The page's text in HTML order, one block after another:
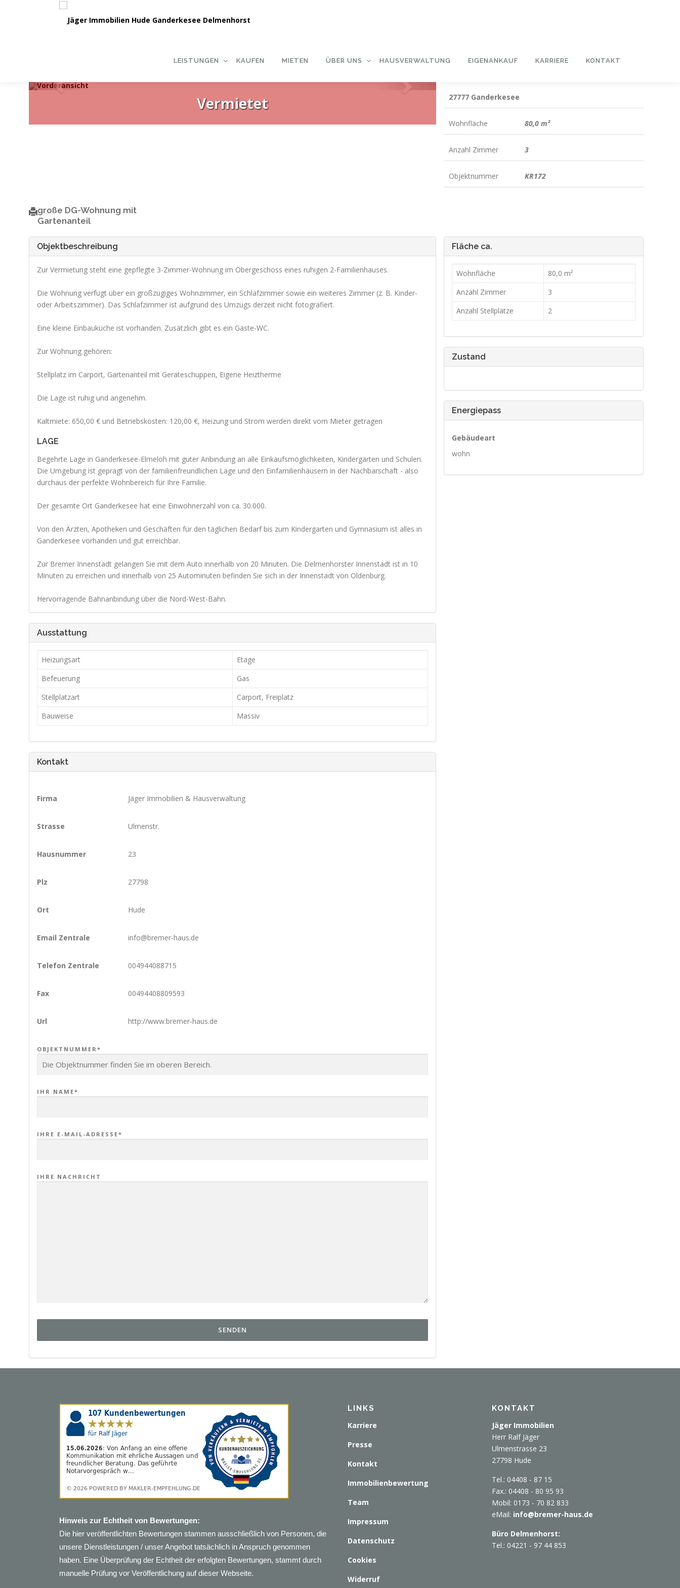
LEISTUNGEN KAUFEN MIETEN ÜBER UNS HAUSVERWALTUNG EIGENANKAUF KARRIERE KONTAKT
Vermietet
Vorderansicht
Zurück Weiter
27777 Ganderkesee
Wohnfläche 80,0 m²
Anzahl Zimmer 3
Objektnummer KR172
große DG-Wohnung mit
Gartenanteil
Objektbeschreibung
Zur Vermietung steht eine gepflegte 3-Zimmer-Wohnung im Obergeschoss eines ruhigen 2-Familienhauses.
Die Wohnung verfügt über ein großzügiges Wohnzimmer, ein Schlafzimmer sowie ein weiteres Zimmer (z. B. Kinder-
oder Arbeitszimmer). Das Schlafzimmer ist aufgrund des Umzugs derzeit nicht fotografiert.
Eine kleine Einbauküche ist vorhanden. Zusätzlich gibt es ein Gäste-WC.
Zur Wohnung gehören:
Stellplatz im Carport, Gartenanteil mit Geräteschuppen, Eigene Heiztherme
Die Lage ist ruhig und angenehm.
Kaltmiete: 650,00 € und Betriebskosten: 120,00 €, Heizung und Strom werden direkt vom Mieter getragen
LAGE
Begehrte Lage in Ganderkesee-Elmeloh mit guter Anbindung an alle Einkaufsmöglichkeiten, Kindergärten und Schulen.
Die Umgebung ist geprägt von der familienfreundlichen Lage und den Einfamilienhäusern in der Nachbarschaft - also
durchaus der perfekte Wohnbereich für Ihre Familie.
Der gesamte Ort Ganderkesee hat eine Einwohnerzahl von ca. 30.000.
Von den Ärzten, Apotheken und Geschäften für den täglichen Bedarf bis zum Kindergarten und Gymnasium ist alles in
Ganderkesee vorhanden und gut erreichbar.
Zur Bremer Innenstadt gelangen Sie mit dem Auto innerhalb von 20 Minuten. Die Delmenhorster Innenstadt ist in 10
Minuten zu erreichen und innerhalb von 25 Autominuten befinden Sie sich in der Innenstadt von Oldenburg.
Hervorragende Bahnanbindung über die Nord-West-Bahn.
Kontakt
Firma Jäger Immobilien & Hausverwaltung
Strasse Ulmenstr.
Hausnummer 23
Plz 27798
Ort Hude
Email Zentrale info@bremer-haus.de
Telefon Zentrale 004944088715
Fax 00494408809593
Url http://www.bremer-haus.de
OBJEKTNUMMER*
IHR NAME*
IHRE E-MAIL-ADRESSE*
IHRE NACHRICHT
Ausstattung
Heizungsart
Etage
Befeuerung
Gas
Stellplatzart
Carport, Freiplatz
Bauweise
Massiv
Fläche ca.
Wohnfläche
80,0 m²
Anzahl Zimmer
3
Anzahl Stellplätze
2
Zustand
Energiepass
Gebäudeart
wohn
Hinweis zur Echtheit von Bewertungen:
Die hier veröffentlichten Bewertungen stammen ausschließlich von Personen, die
unsere Dienstleistungen / unser Angebot tatsächlich in Anspruch genommen
haben. Eine Überprüfung der Echtheit der erfolgten Bewertungen, stammt durch
manuelle Prüfung vor Veröffentlichung auf dieser Webseite.
LINKS
Karriere
Presse
Kontakt
Immobilienbewertung
Team
Impressum
Datenschutz
Cookies
Widerruf
KONTAKT
Jäger Immobilien
Herr Ralf Jäger
Ulmenstrasse 23
27798 Hude
Tel.: 04408 - 87 15
Fax.: 04408 - 80 95 93
Mobil: 0173 - 70 82 833
eMail: info@bremer-haus.de
Büro Delmenhorst:
Tel.: 04221 - 97 44 853